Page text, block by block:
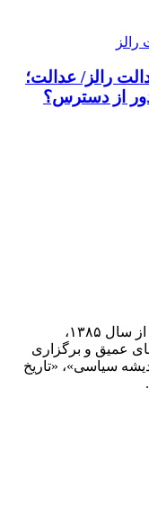
رالز/ عدالت؛
دور از دسترس؟
موسسه پژوهشی توسعه اجتماعی آفرینش از سال ۱۳۸۵،
عمیق و برگزاری
سیاسی»، «تاریخ